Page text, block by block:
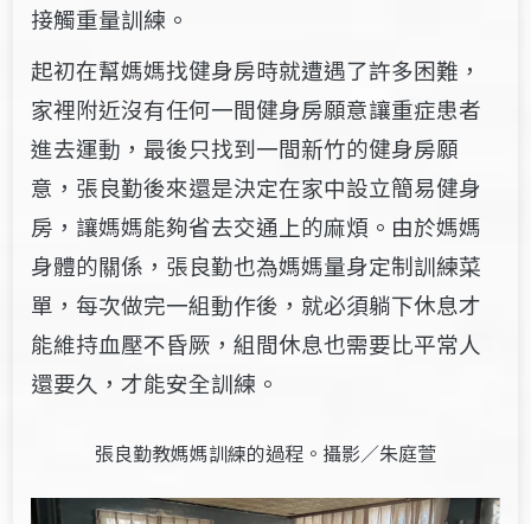
接觸重量訓練。
起初在幫媽媽找健身房時就遭遇了許多困難，
家裡附近沒有任何一間健身房願意讓重症患者
進去運動，最後只找到一間新竹的健身房願
意，張良勤後來還是決定在家中設立簡易健身
房，讓媽媽能夠省去交通上的麻煩。由於媽媽
身體的關係，張良勤也為媽媽量身定制訓練菜
單，每次做完一組動作後，就必須躺下休息才
能維持血壓不昏厥，組間休息也需要比平常人
還要久，才能安全訓練。
張良勤教媽媽訓練的過程。攝影／朱庭萱